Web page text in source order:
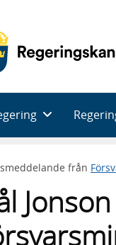
från